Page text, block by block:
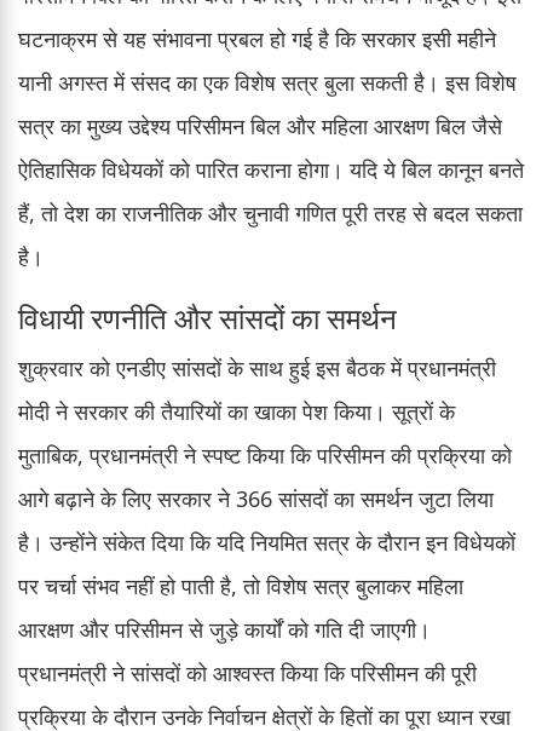
घटनाक्रम से यह संभावना प्रबल हो गई है कि सरकार इसी महीने
यानी अगस्त में संसद का एक विशेष सत्र बुला सकती है। इस विशेष
सत्र का मुख्य उद्देश्य परिसीमन बिल और महिला आरक्षण बिल जैसे
ऐतिहासिक विधेयकों को पारित कराना होगा। यदि ये बिल कानून बनते
हैं, तो देश का राजनीतिक और चुनावी गणित पूरी तरह से बदल सकता
है।
विधायी रणनीति और सांसदों का समर्थन
शुक्रवार को एनडीए सांसदों के साथ हुई इस बैठक में प्रधानमंत्री
मोदी ने सरकार की तैयारियों का खाका पेश किया। सूत्रों के
मुताबिक, प्रधानमंत्री ने स्पष्ट किया कि परिसीमन की प्रक्रिया को
आगे बढ़ाने के लिए सरकार ने 366 सांसदों का समर्थन जुटा लिया
है। उन्होंने संकेत दिया कि यदि नियमित सत्र के दौरान इन विधेयकों
पर चर्चा संभव नहीं हो पाती है, तो विशेष सत्र बुलाकर महिला
आरक्षण और परिसीमन से जुड़े कार्यों को गति दी जाएगी।
प्रधानमंत्री ने सांसदों को आश्वस्त किया कि परिसीमन की पूरी
प्रक्रिया के दौरान उनके निर्वाचन क्षेत्रों के हितों का पूरा ध्यान रखा